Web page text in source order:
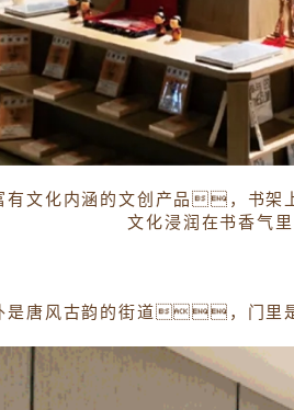
有文化内涵的文创产品，书
文化浸润在书香
是唐风古韵的街道，门